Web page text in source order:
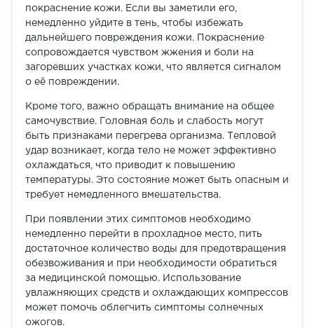
покраснение кожи. Если вы заметили его,
немедленно уйдите в тень, чтобы избежать
дальнейшего повреждения кожи. Покраснение
сопровождается чувством жжения и боли на
загоревших участках кожи, что является сигналом
о её повреждении.
Кроме того, важно обращать внимание на общее
самочувствие. Головная боль и слабость могут
быть признаками перегрева организма. Тепловой
удар возникает, когда тело не может эффективно
охлаждаться, что приводит к повышению
температуры. Это состояние может быть опасным и
требует немедленного вмешательства.
При появлении этих симптомов необходимо
немедленно перейти в прохладное место, пить
достаточное количество воды для предотвращения
обезвоживания и при необходимости обратиться
за медицинской помощью. Использование
увлажняющих средств и охлаждающих компрессов
может помочь облегчить симптомы солнечных
ожогов.